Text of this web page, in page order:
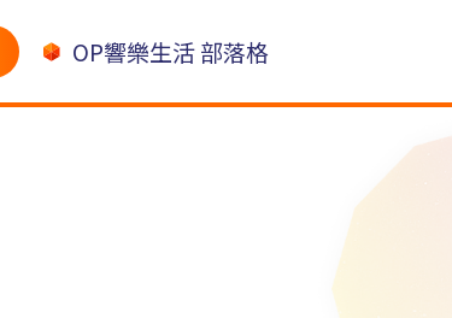
OP響樂生活 部落格